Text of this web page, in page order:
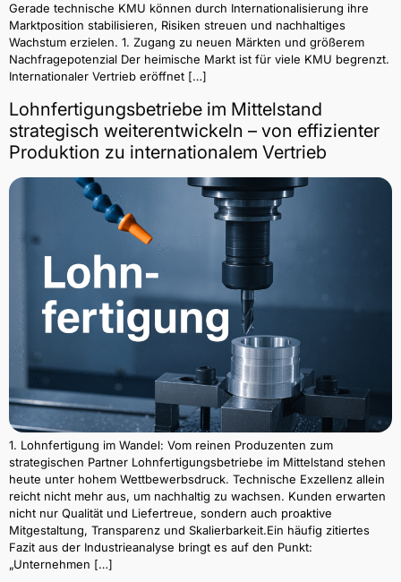
Gerade technische KMU können durch Internationalisierung ihre
Marktposition stabilisieren, Risiken streuen und nachhaltiges
Wachstum erzielen. 1. Zugang zu neuen Märkten und größerem
Nachfragepotenzial Der heimische Markt ist für viele KMU begrenzt.
Internationaler Vertrieb eröffnet […]
Lohnfertigungsbetriebe im Mittelstand
strategisch weiterentwickeln – von effizienter
Produktion zu internationalem Vertrieb
1. Lohnfertigung im Wandel: Vom reinen Produzenten zum
strategischen Partner Lohnfertigungsbetriebe im Mittelstand stehen
heute unter hohem Wettbewerbsdruck. Technische Exzellenz allein
reicht nicht mehr aus, um nachhaltig zu wachsen. Kunden erwarten
nicht nur Qualität und Liefertreue, sondern auch proaktive
Mitgestaltung, Transparenz und Skalierbarkeit.Ein häufig zitiertes
Fazit aus der Industrieanalyse bringt es auf den Punkt:
„Unternehmen […]